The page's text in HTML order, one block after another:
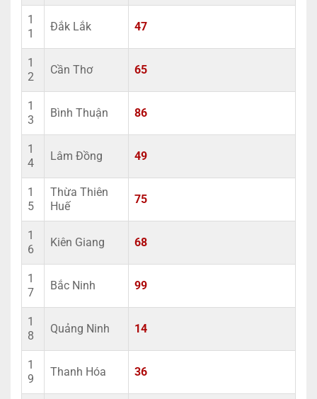
1
1
Đắk Lắk 47
1
2
Cần Thơ 65
1
3
Bình Thuận 86
1
4
Lâm Đồng 49
1
5
Thừa Thiên
Huế
75
1
6
Kiên Giang 68
1
7
Bắc Ninh 99
1
8
Quảng Ninh 14
1
9
Thanh Hóa 36